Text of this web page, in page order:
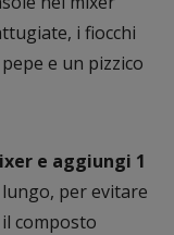
i fiocchi
pepe e un pizzico
e aggiungi 1
per evitare
composto